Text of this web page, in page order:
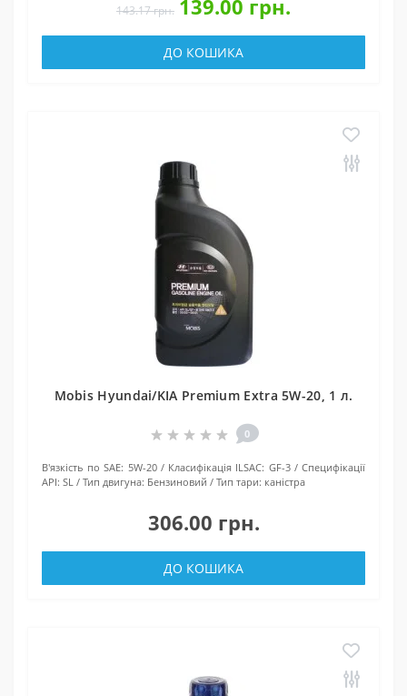
143.17 грн. 139.00 грн.
ДО КОШИКА
Mobis Hyundai/KIA Premium Extra 5W-20, 1 л.
0
В'язкість по SAE: 5W-20 Класифікація ILSAC: GF-3
Специфікації
API: SL Тип двигуна: Бензиновий Тип тари: каністра
306.00 грн.
ДО КОШИКА